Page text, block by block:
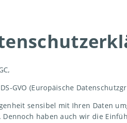
GVO (Europäische
sensibel mit Ihren Daten
haben auch wir die